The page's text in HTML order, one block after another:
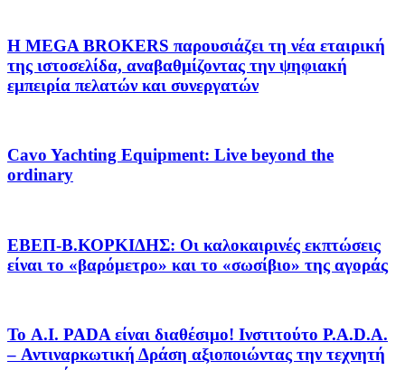
Η MEGA BROKERS παρουσιάζει τη νέα εταιρική
της ιστοσελίδα, αναβαθμίζοντας την ψηφιακή
εμπειρία πελατών και συνεργατών
Cavo Yachting Equipment: Live beyond the
ordinary
EΒΕΠ-Β.ΚΟΡΚΙΔΗΣ: Οι καλοκαιρινές εκπτώσεις
είναι το «βαρόμετρο» και το «σωσίβιο» της αγοράς
Το A.I. PADA είναι διαθέσιμο! Ινστιτούτο P.A.D.A.
– Αντιναρκωτική Δράση αξιοποιώντας την τεχνητή